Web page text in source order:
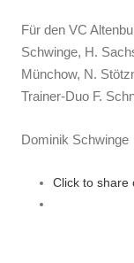
Für den VC
Schwinge, H.
Münchow, N.
Trainer-Duo F.
Dominik Schwinge
Click to share